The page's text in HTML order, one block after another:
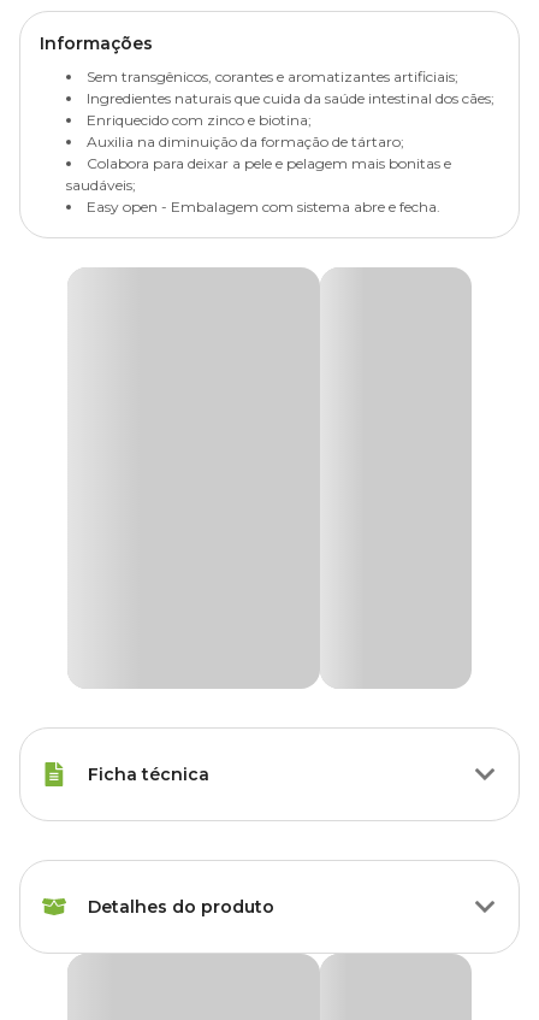
Informações
Sem transgênicos, corantes e aromatizantes artificiais;
Ingredientes naturais que cuida da saúde intestinal dos cães;
Enriquecido com zinco e biotina;
Auxilia na diminuição da formação de tártaro;
Colabora para deixar a pele e pelagem mais bonitas e
saudáveis;
Easy open - Embalagem com sistema abre e fecha.
Ficha técnica
Idade Adulto
Detalhes do produto